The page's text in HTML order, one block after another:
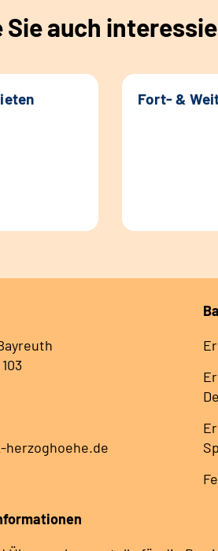
Sie auch
Fort- &
herzoghoehe.de